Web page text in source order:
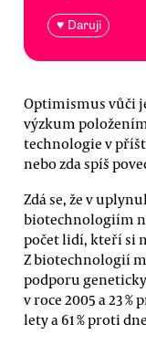
♥ Daruji
Optimismus vůči
výzkum
technologie v
nebo zda spíš
Zdá se, že v
biotechnologiím
počet lidí, kteří si
Z biotechnologií
podporu
v roce 2005 a 23 %
lety a 61 % proti